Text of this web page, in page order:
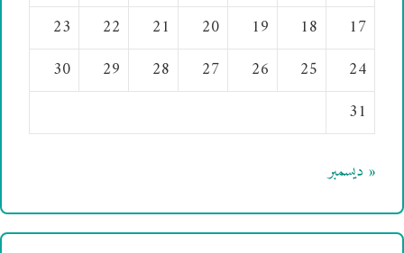
17
18
19
20
21
22
23
24
25
26
27
28
29
30
31
« ديسمبر